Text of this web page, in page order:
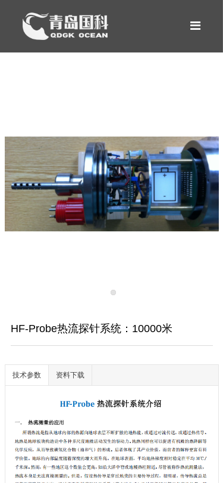
网站
关于
合
联系
HF-Probe热流探针系统：10000米
技术参数 资料下载